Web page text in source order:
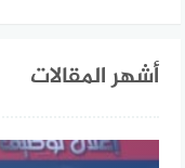
أشهر المقالات